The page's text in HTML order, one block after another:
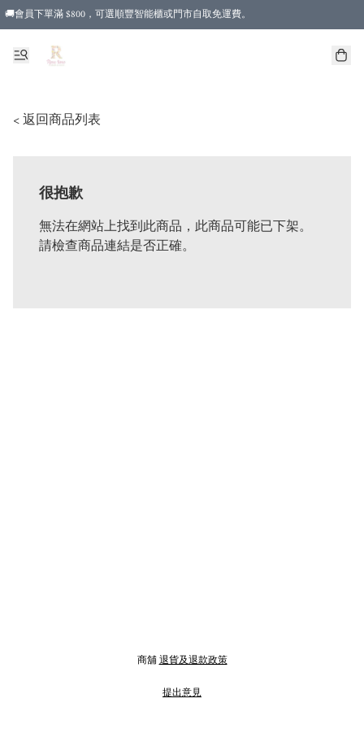
🚚會員下單滿 $800，可選順豐智能櫃或門市自取免運費。
< 返回商品列表
很抱歉
無法在網站上找到此商品，此商品可能已下架。
請檢查商品連結是否正確。
商舖 退貨及退款政策
提出意見